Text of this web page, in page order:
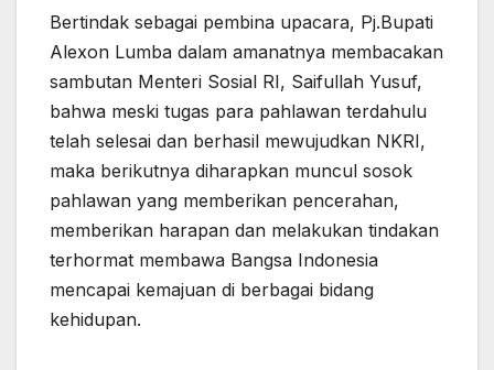
Bertindak sebagai pembina upacara, Pj.Bupati
Alexon Lumba dalam amanatnya membacakan
sambutan Menteri Sosial RI, Saifullah Yusuf,
bahwa meski tugas para pahlawan terdahulu
telah selesai dan berhasil mewujudkan NKRI,
maka berikutnya diharapkan muncul sosok
pahlawan yang memberikan pencerahan,
memberikan harapan dan melakukan tindakan
terhormat membawa Bangsa Indonesia
mencapai kemajuan di berbagai bidang
kehidupan.